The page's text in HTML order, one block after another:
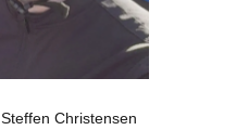
Steffen Christensen